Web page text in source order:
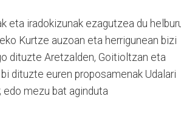
eta iradokizunak ezagutzea du
Kurtze auzoan eta herrigunean bizi
dituzte Aretzalden, Goitioltzan eta
dituzte euren proposamenak Udalari
mezu bat aginduta